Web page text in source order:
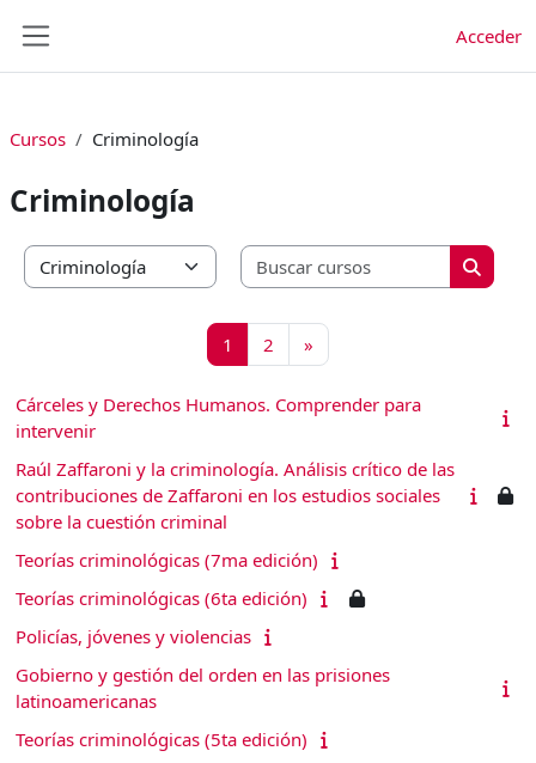
Acceder
Cursos Criminología
Criminología
Categorías
Buscar
Buscar
1 Página 1
2 Página 2
»
Cárceles y Derechos Humanos. Comprender para
intervenir
Raúl Zaffaroni y la criminología. Análisis crítico de las
contribuciones de Zaffaroni en los estudios sociales
sobre la cuestión criminal
Teorías criminológicas (7ma edición)
Teorías criminológicas (6ta edición)
Policías, jóvenes y violencias
Gobierno y gestión del orden en las prisiones
latinoamericanas
Teorías criminológicas (5ta edición)